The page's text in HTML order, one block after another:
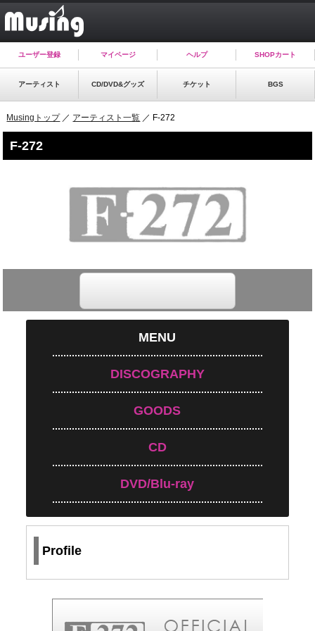
ユーザー登録 マイページ ヘルプ SHOPカート
アーティスト CD/DVD&グッズ チケット BGS
Musingトップ／ アーティスト一覧 ／ F-272
F-272
MENU
DISCOGRAPHY
GOODS
CD
DVD/Blu-ray
Profile